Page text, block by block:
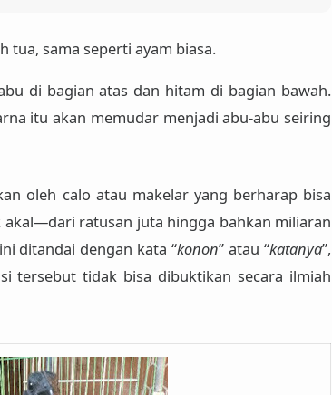
tua, sama seperti ayam biasa.
di bagian atas dan hitam di bagian bawah.
itu akan memudar menjadi abu-abu seiring
oleh calo atau makelaryang berharap bisa
ratusan juta hingga bahkan miliaran
ditandai dengan kata “konon” atau “katanya”,
tersebuttidak bisa dibuktikan secara ilmiah